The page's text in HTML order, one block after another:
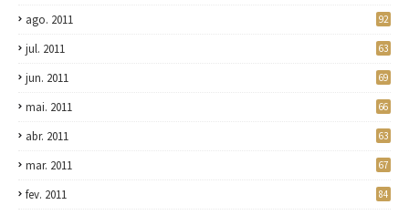
ago. 2011 92
jul. 2011 63
jun. 2011 69
mai. 2011 66
abr. 2011 63
mar. 2011 67
fev. 2011 84